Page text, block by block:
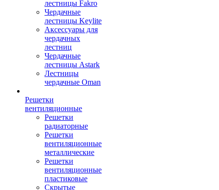
лестницы Fakro
Чердачные
лестницы Keylite
Аксессуары для
чердачных
лестниц
Чердачные
лестницы Astark
Лестницы
чердачные Oman
Решетки
вентиляционные
Решетки
радиаторные
Решетки
вентиляционные
металлические
Решетки
вентиляционные
пластиковые
Скрытые